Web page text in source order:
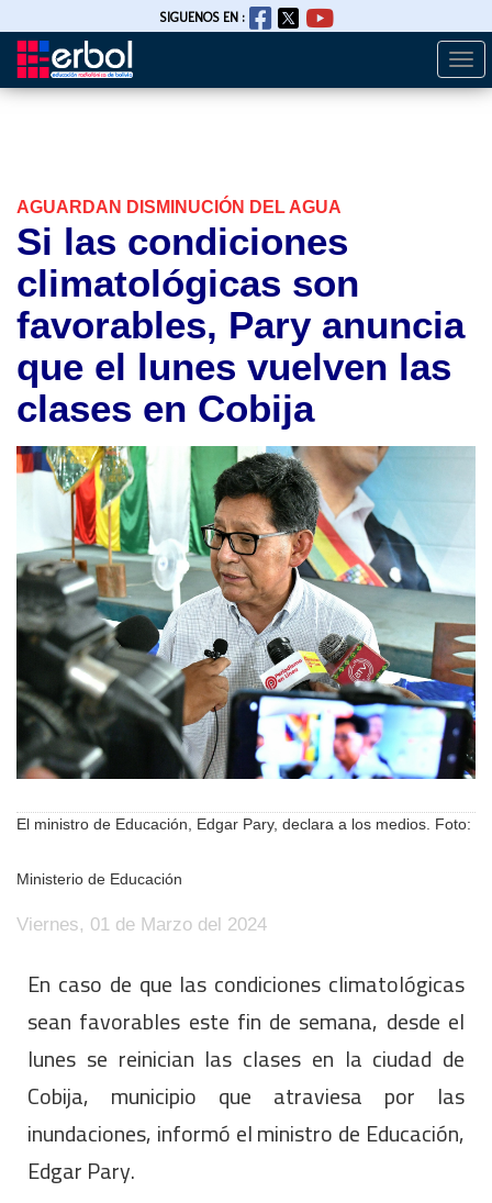
Pasar
SIGUENOS EN :
AGUARDAN DISMINUCIÓN DEL AGUA
Si las condiciones
climatológicas son
favorables, Pary anuncia
que el lunes vuelven las
clases en Cobija
El ministro de Educación, Edgar Pary, declara a los medios. Foto:
Ministerio de Educación
Viernes, 01 de Marzo del 2024
En caso de que las condiciones climatológicas
sean favorables este fin de semana, desde el
lunes se reinician las clases en la ciudad de
Cobija, municipio que atraviesa por las
inundaciones, informó el ministro de Educación,
Edgar Pary.